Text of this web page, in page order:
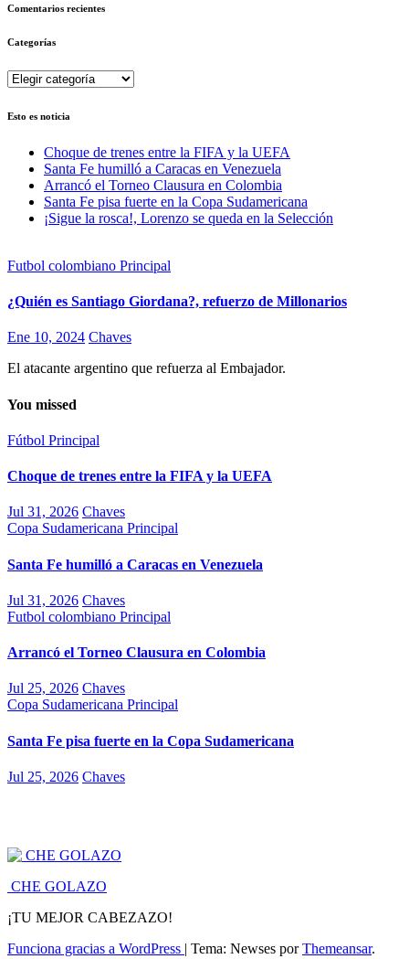
Comentarios recientes
Categorías
Categorías
Esto es noticia
Choque de trenes entre la FIFA y la UEFA
Santa Fe humilló a Caracas en Venezuela
Arrancó el Torneo Clausura en Colombia
Santa Fe pisa fuerte en la Copa Sudamericana
¡Sigue la rosca!, Lorenzo se queda en la Selección
Futbol colombiano Principal
¿Quién es Santiago Giordana?, refuerzo de Millonarios
Ene 10, 2024 Chaves
El atacante argentino que refuerza al Embajador.
You missed
Fútbol Principal
Choque de trenes entre la FIFA y la UEFA
Jul 31, 2026 Chaves
Copa Sudamericana Principal
Santa Fe humilló a Caracas en Venezuela
Jul 31, 2026 Chaves
Futbol colombiano Principal
Arrancó el Torneo Clausura en Colombia
Jul 25, 2026 Chaves
Copa Sudamericana Principal
Santa Fe pisa fuerte en la Copa Sudamericana
Jul 25, 2026 Chaves
CHE GOLAZO
¡TU MEJOR CABEZAZO!
Funciona gracias a WordPress | Tema: Newses porThemeansar.